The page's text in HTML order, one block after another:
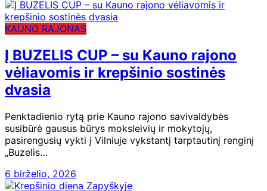
KAUNO RAJONAS
Į BUZELIS CUP – su Kauno rajono
vėliavomis ir krepšinio sostinės
dvasia
Penktadienio rytą prie Kauno rajono savivaldybės
susibūrė gausus būrys moksleivių ir mokytojų,
pasirengusių vykti į Vilniuje vykstantį tarptautinį renginį
„Buzelis…
6 birželio, 2026